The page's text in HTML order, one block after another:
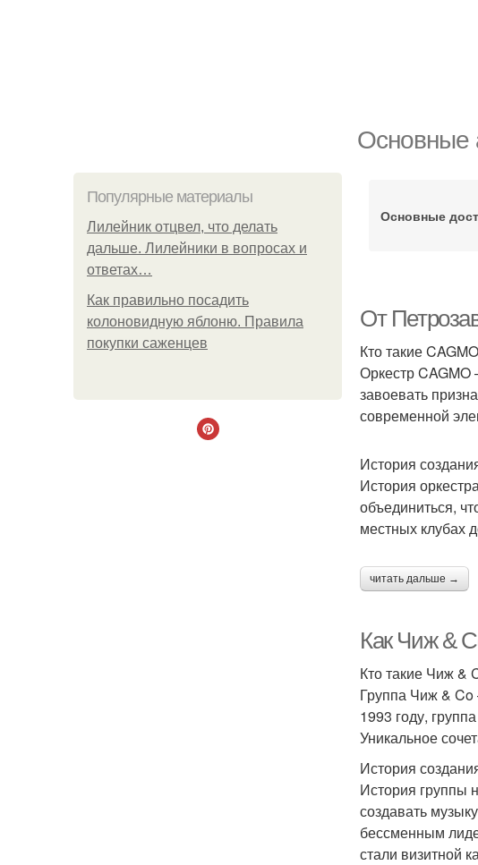
Основные
Популярные материалы
Лилейник отцвел, что делать
дальше. Лилейники в вопросах и
ответах…
Как правильно посадить
колоновидную яблоню. Правила
покупки саженцев
Основные
От
Кто такие
Оркестр CAGMO
завоевать
современной
История
История
объединиться,
местных клубах
читать дальше →
Как Чиж &
Кто такие Чиж &
Группа Чиж &
1993 году,
Уникальное
История
История группы
создавать
бессменным
стали визитной